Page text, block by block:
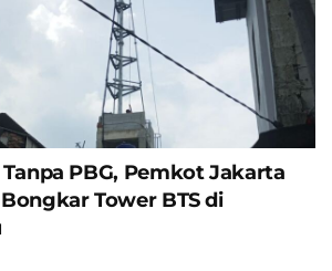
PBG, Pemkot Jakarta
Tower BTS di